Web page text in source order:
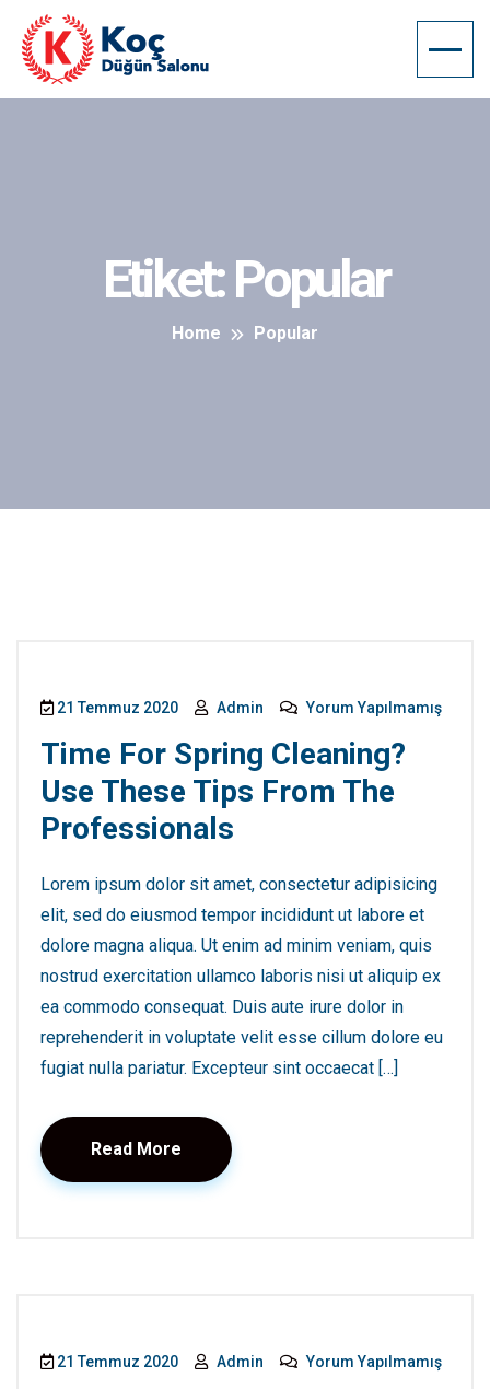
Etiket:Popular
Home Popular
21 Temmuz 2020 Admin Yorum Yapılmamış
Time For Spring Cleaning?
Use These Tips From The
Professionals
Lorem ipsum dolor sit amet, consectetur adipisicing
elit, sed do eiusmod tempor incididunt ut labore et
dolore magna aliqua. Ut enim ad minim veniam, quis
nostrud exercitation ullamco laboris nisi ut aliquip ex
ea commodo consequat. Duis aute irure dolor in
reprehenderit in voluptate velit esse cillum dolore eu
fugiat nulla pariatur. Excepteur sint occaecat […]
Read More
21 Temmuz 2020 Admin Yorum Yapılmamış